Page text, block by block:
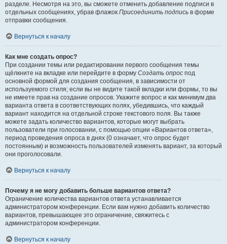
разделе. Несмотря на это, вы сможете отменить добавление подписи в
отдельных сообщениях, убрав флажок Присоединить подпись в форме
отправки сообщения.
Вернуться к началу
Как мне создать опрос?
При создании темы или редактировании первого сообщения темы
щёлкните на вкладке или перейдите в форму Создать опрос под
основной формой для создания сообщения, в зависимости от
используемого стиля; если вы не видите такой вкладки или формы, то вы
не имеете прав на создание опросов. Укажите вопрос и как минимум два
варианта ответа в соответствующих полях, убедившись, что каждый
вариант находится на отдельной строке текстового поля. Вы также
можете задать количество вариантов, которые могут выбрать
пользователи при голосовании, с помощью опции «Вариантов ответа»,
период проведения опроса в днях (0 означает, что опрос будет
постоянным) и возможность пользователей изменять вариант, за который
они проголосовали.
Вернуться к началу
Почему я не могу добавить больше вариантов ответа?
Ограничение количества вариантов ответа устанавливается
администратором конференции. Если вам нужно добавить количество
вариантов, превышающее это ограничение, свяжитесь с
администратором конференции.
Вернуться к началу